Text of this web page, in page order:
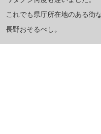
これでも県庁所在地のある街
長野おそるべし。